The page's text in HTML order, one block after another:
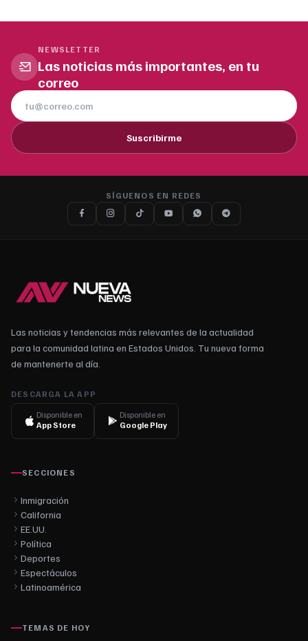
NEWSLETTER
Las noticias más importantes, en tu
correo
Suscribirme
SÍGUENOS EN REDES
Las noticias y tendencias más relevantes de la actualidad
para la comunidad latina en Estados Unidos. Tu nueva forma
de mantenerte al día.
DESCARGA LA APP
Disponible en
App Store
Disponible en
Google Play
SECCIONES
Inmigración
California
EE.UU.
Política
Deportes
Espectáculos
Latinoamérica
TEMAS DE HOY